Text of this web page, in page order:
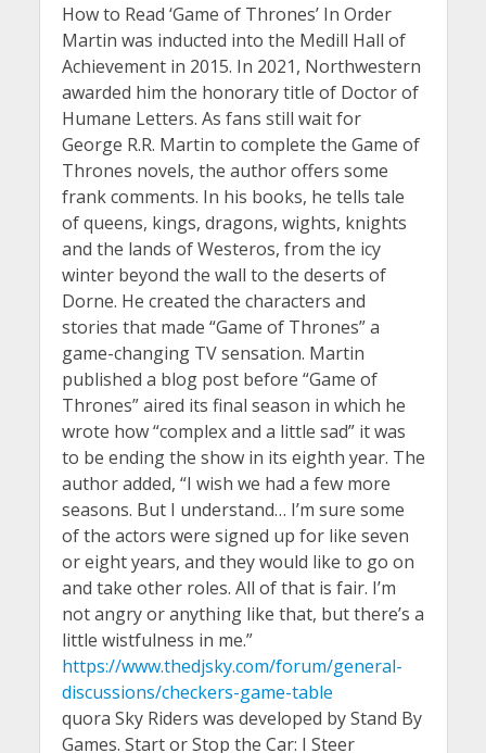
How to Read ‘Game of Thrones’ In Order
Martin was inducted into the Medill Hall of
Achievement in 2015. In 2021, Northwestern
awarded him the honorary title of Doctor of
Humane Letters. As fans still wait for
George R.R. Martin to complete the Game of
Thrones novels, the author offers some
frank comments. In his books, he tells tale
of queens, kings, dragons, wights, knights
and the lands of Westeros, from the icy
winter beyond the wall to the deserts of
Dorne. He created the characters and
stories that made “Game of Thrones” a
game-changing TV sensation. Martin
published a blog post before “Game of
Thrones” aired its final season in which he
wrote how “complex and a little sad” it was
to be ending the show in its eighth year. The
author added, “I wish we had a few more
seasons. But I understand… I’m sure some
of the actors were signed up for like seven
or eight years, and they would like to go on
and take other roles. All of that is fair. I’m
not angry or anything like that, but there’s a
little wistfulness in me.”
https://www.thedjsky.com/forum/general-
discussions/checkers-game-table
quora Sky Riders was developed by Stand By
Games. Start or Stop the Car: I Steer